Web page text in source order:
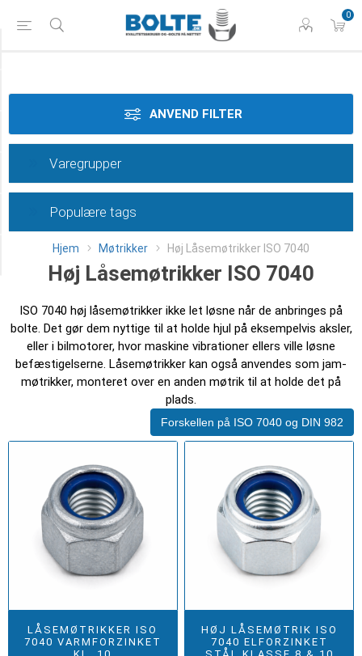
0
Hjem Møtrikker Høj Låsemøtrikker ISO 7040
Høj Låsemøtrikker ISO 7040
ISO 7040 høj låsemøtrikker ikke let løsne når de anbringes på
bolte. Det gør dem nyttige til at holde hjul på eksempelvis aksler,
eller i bilmotorer, hvor maskine vibrationer ellers ville løsne
befæstigelserne. Låsemøtrikker kan også anvendes som jam-
møtrikker, monteret over en anden møtrik til at holde det på
plads.
Forskellen på ISO 7040 og DIN 982
LÅSEMØTRIKKER ISO
7040 VARMFORZINKET
HØJ LÅSEMØTRIK ISO
7040 ELFORZINKET
ANVEND FILTER
Overflade
Type
Category
Varegrupper
Populære tags